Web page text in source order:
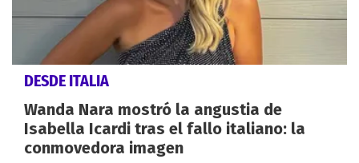
DESDE ITALIA
Wanda Nara mostró la angustia de
Isabella Icardi tras el fallo italiano: la
conmovedora imagen